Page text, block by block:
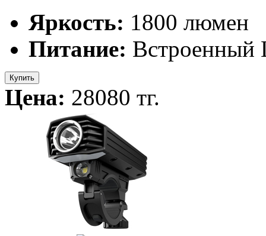
Яркость: 1800 люмен
Питание: Встроенный
Купить
Цена: 28080 тг.